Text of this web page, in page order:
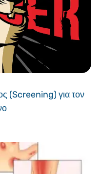
(Screening) για τον